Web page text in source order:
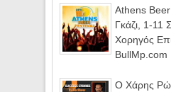
Athens
Γκάζι, 1-11
Χορηγός
BullMp.com
Ο Χάρης